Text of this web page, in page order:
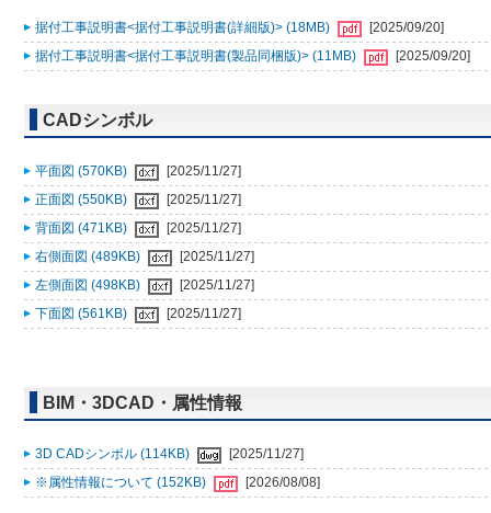
据付工事説明書<据付工事説明書(詳細版)> (18MB)
[2025/09/20]
据付工事説明書<据付工事説明書(製品同梱版)> (11MB)
[2025/09/20]
CADシンボル
平面図 (570KB)
[2025/11/27]
正面図 (550KB)
[2025/11/27]
背面図 (471KB)
[2025/11/27]
右側面図 (489KB)
[2025/11/27]
左側面図 (498KB)
[2025/11/27]
下面図 (561KB)
[2025/11/27]
BIM・3DCAD・属性情報
3D CADシンボル (114KB)
[2025/11/27]
※属性情報について (152KB)
[2026/08/08]